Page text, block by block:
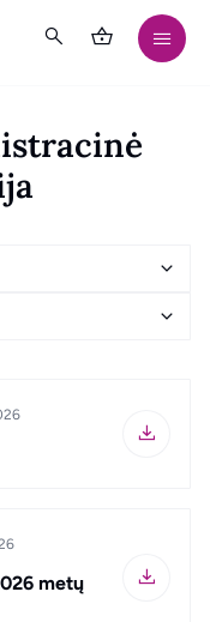
metų